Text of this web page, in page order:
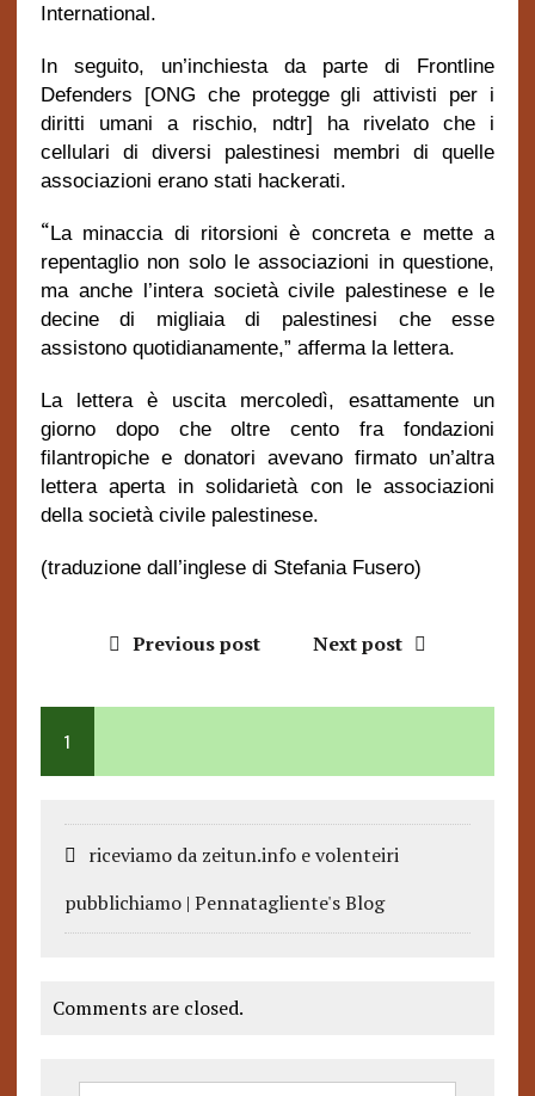
International.
In seguito, un’inchiesta da parte di Frontline
Defenders [ONG che protegge gli attivisti per i
diritti umani a rischio, ndtr] ha rivelato che i
cellulari di diversi palestinesi membri di quelle
associazioni erano stati hackerati.
“La minaccia di ritorsioni è concreta e mette a
repentaglio non solo le associazioni in questione,
ma anche l’intera società civile palestinese e le
decine di migliaia di palestinesi che esse
assistono quotidianamente,” afferma la lettera.
La lettera è uscita mercoledì, esattamente un
giorno dopo che oltre cento fra fondazioni
filantropiche e donatori avevano firmato un’altra
lettera aperta in solidarietà con le associazioni
della società civile palestinese.
(traduzione dall’inglese di Stefania Fusero)
Previous post Next post
1
riceviamo da zeitun.info e volenteiri
pubblichiamo | Pennatagliente's Blog
Comments are closed.